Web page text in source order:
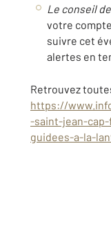
Le conseil
votre
suivre cet
alertes en
Retrouvez
https://
-saint-jean-
guidees-a-la-